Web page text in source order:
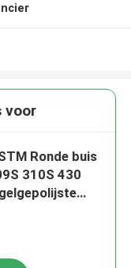
voor
Ronde buis
310S 430